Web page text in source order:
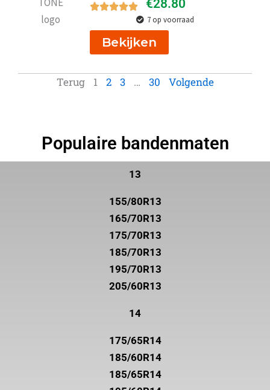
€28.80
7 op voorraad
Bekijken
Terug 1 2 3 … 30 Volgende
Populaire bandenmaten
13
155/80R13
165/70R13
175/70R13
185/70R13
195/70R13
205/60R13
14
175/65R14
185/60R14
185/65R14